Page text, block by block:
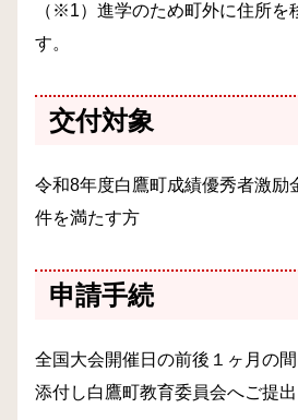
（※1）進学のため町外に住所を
す。
交付対象
令和8年度白鷹町成績優秀者激励
件を満たす方
申請手続
全国大会開催日の前後１ヶ月の
添付し白鷹町教育委員会へご提出